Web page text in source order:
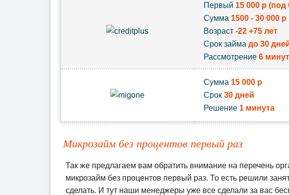
Первый 15 000 р (под
Сумма 1500 - 30 000 р
Возраст -22 +75 лет
Срок займа до 30
Рассмотрение 6 минут
Сумма 15 000 р
Срок 30 дней
Решение 1 минута
Микрозайм без процентов первый раз
Так же предлагаем вам обратить внимание на перечень
микрозайм без процентов первый раз. То есть решили
сделать. И тут наши менеджеры уже все сделали за вас